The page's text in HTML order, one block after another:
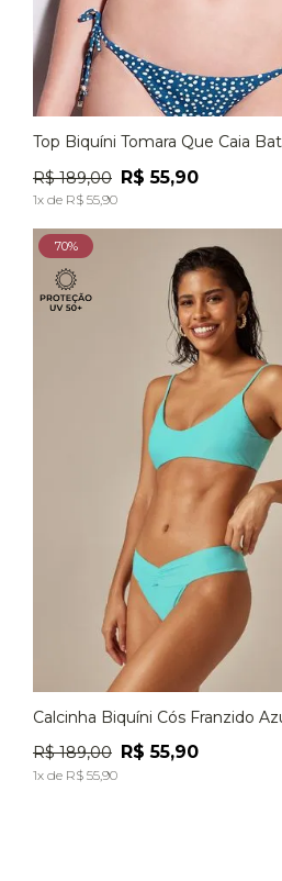
M
P
ADICIONAR À SACOLA
Top Biquíni Tomara Que Caia
R$ 189,00 R$ 55,90
1x de R$ 55,90
70%
P M
ADICIONAR À SACOLA
Calcinha Biquíni Cós Franzido
R$ 189,00 R$ 55,90
1x de R$ 55,90